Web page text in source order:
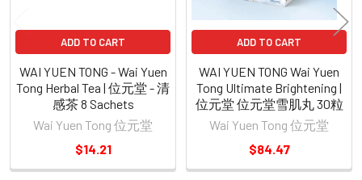
ADD TO CART
WAI YUEN TONG - Wai Yuen
Tong Herbal Tea | 位元堂 - 清
感茶 8 Sachets
Wai Yuen Tong 位元堂
$14.21
ADD TO CART
WAI YUEN TONG Wai Yuen
Tong Ultimate Brightening |
位元堂 位元堂雪肌丸 30粒
Wai Yuen Tong 位元堂
$84.47